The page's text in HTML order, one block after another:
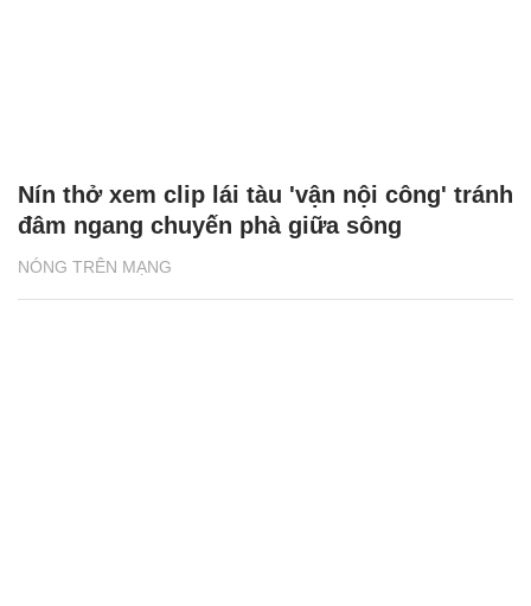
NÓNG TRÊN MẠNG
Nín thở xem clip lái tàu 'vận nội công' tránh
đâm ngang chuyến phà giữa sông